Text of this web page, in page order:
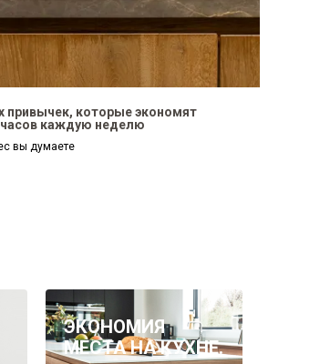
привычек, которые экономят
каждую неделю
вы думаете
ЭКОНОМИЯ
МЕСТА НА КУХНЕ.